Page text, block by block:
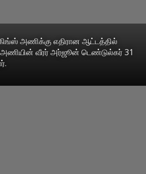
அணிக்கு எதிரான ஆட்டத்தில்
வீரர் அர்ஜூன் டெண்டுல்கர் 31